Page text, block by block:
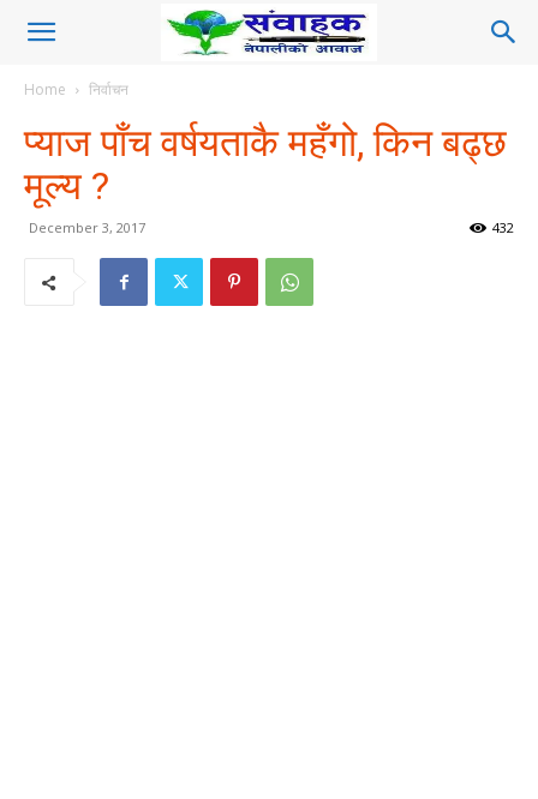
Home निर्वाचन
प्याज पाँच वर्षयताकै महँगो, किन बढ्छ
मूल्य ?
December 3, 2017 432